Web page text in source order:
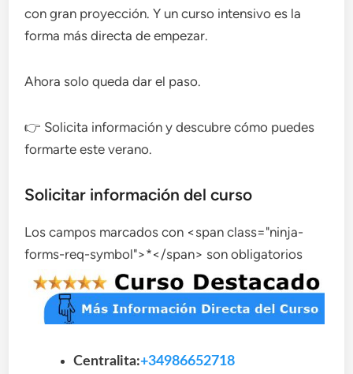
con gran proyección. Y un curso intensivo es la
forma más directa de empezar.
Ahora solo queda dar el paso.
👉 Solicita información y descubre cómo puedes
formarte este verano.
Solicitar información del curso
Los campos marcados con <span class="ninja-
forms-req-symbol">*</span> son obligatorios
Centralita:+34986652718